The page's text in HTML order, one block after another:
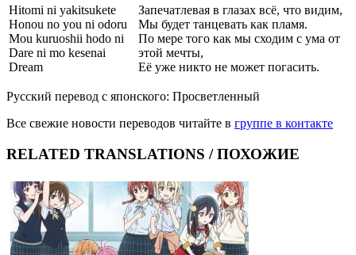
Hitomi ni yakitsukete
Honou no you ni odoru
Mou kuruoshii hodo ni
Dare ni mo kesenai
Dream
Запечатлевая в глазах всё, что видим,
Мы будет танцевать как пламя.
По мере того как мы сходим с ума от
этой мечты,
Её уже никто не может погасить.
Русский перевод с японского: Просветленный
Все свежие новости переводов читайте в группе в контакте
RELATED TRANSLATIONS / ПОХОЖИЕ